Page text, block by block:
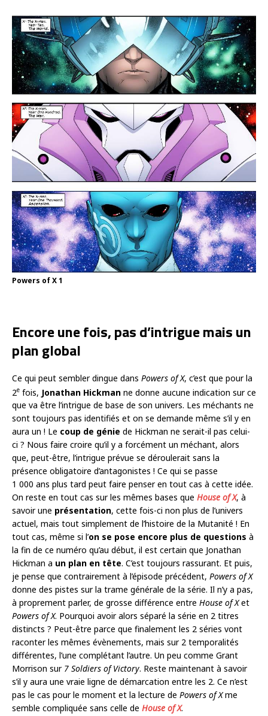
Powers of X 1
Encore une fois, pas d’intrigue mais un
plan global
Ce qui peut sembler dingue dans Powers of X, c’est que pour la
2e fois, Jonathan Hickman ne donne aucune indication sur ce
que va être l’intrigue de base de son univers. Les méchants ne
sont toujours pas identifiés et on se demande même s’il y en
aura un ! Le coup de génie de Hickman ne serait-il pas celui-
ci ? Nous faire croire qu’il y a forcément un méchant, alors
que, peut-être, l’intrigue prévue se déroulerait sans la
présence obligatoire d’antagonistes ! Ce qui se passe
1 000 ans plus tard peut faire penser en tout cas à cette idée.
On reste en tout cas sur les mêmes bases que House of X, à
savoir une présentation, cette fois-ci non plus de l’univers
actuel, mais tout simplement de l’histoire de la Mutanité ! En
tout cas, même si l’on se pose encore plus de questions à
la fin de ce numéro qu’au début, il est certain que Jonathan
Hickman a un plan en tête. C’est toujours rassurant. Et puis,
je pense que contrairement à l’épisode précédent, Powers of X
donne des pistes sur la trame générale de la série. Il n’y a pas,
à proprement parler, de grosse différence entre House of Xet
Powers of X. Pourquoi avoir alors séparé la série en 2 titres
distincts ? Peut-être parce que finalement les 2 séries vont
raconter les mêmes évènements, mais sur 2 temporalités
différentes, l’une complétant l’autre. Un peu comme Grant
Morrison sur 7 Soldiers of Victory. Reste maintenant à savoir
s’il y aura une vraie ligne de démarcation entre les 2. Ce n’est
pas le cas pour le moment et la lecture de Powers of Xme
semble compliquée sans celle de House of X.